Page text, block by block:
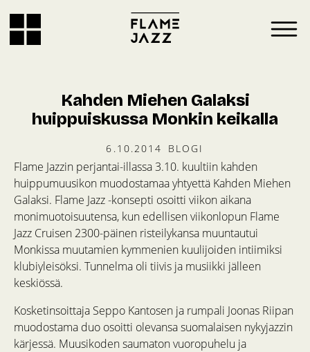
Kahden Miehen Galaksi
huippuiskussa Monkin keikalla
6.10.2014 BLOGI
Flame Jazzin perjantai-illassa 3.10. kuultiin kahden
huippumuusikon muodostamaa yhtyettä Kahden Miehen
Galaksi. Flame Jazz -konsepti osoitti viikon aikana
monimuotoisuutensa, kun edellisen viikonlopun Flame
Jazz Cruisen 2300-päinen risteilykansa muuntautui
Monkissa muutamien kymmenien kuulijoiden intiimiksi
klubiyleisöksi. Tunnelma oli tiivis ja musiikki jälleen
keskiössä.
Kosketinsoittaja Seppo Kantosen ja rumpali Joonas Riipan
muodostama duo osoitti olevansa suomalaisen nykyjazzin
kärjessä. Muusikoden saumaton vuoropuhelu ja